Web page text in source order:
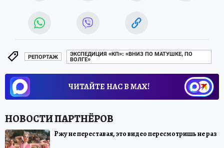
РЕПОРТАЖ
ЭКСПЕДИЦИЯ «КП»: «ВНИЗ ПО МАТУШКЕ, ПО
ВОЛГЕ»
ЧИТАЙТЕ НАС В МАХ!
Ржу не переставая, это видео пересмотришь не раз